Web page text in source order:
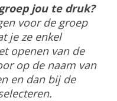
jou te druk?
voor de groep
je ze enkel
openen van de
op de naam van
en dan bij de